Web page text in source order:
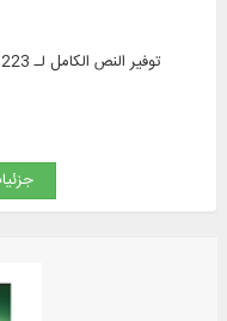
توفير النص الكامل لـ 223 عنوان كتاب في 492 مجلدًا حول نهج البلاغة